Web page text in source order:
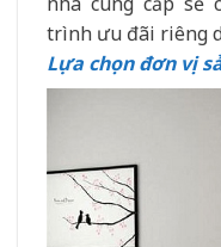
trình ưu đãi riêng
Lựa chọn đơn vị